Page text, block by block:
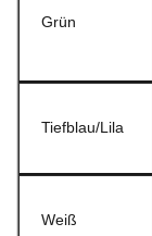
Grün
Tiefblau/Lila
Weiß